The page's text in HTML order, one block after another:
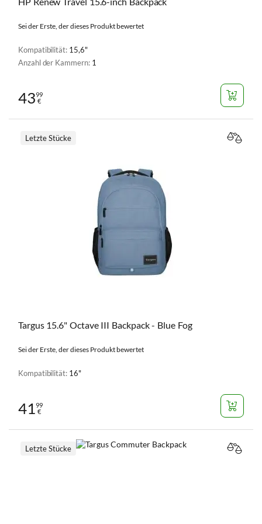
Sei der Erste, der dieses Produkt bewertet
Kompatibilität: 15,6"
Anzahl der Kammern: 1
4399
€
Targus 15.6" Octave III Backpack - Blue Fog
Sei der Erste, der dieses Produkt bewertet
Kompatibilität: 16"
Letzte Stücke
4199
€
Letzte Stücke